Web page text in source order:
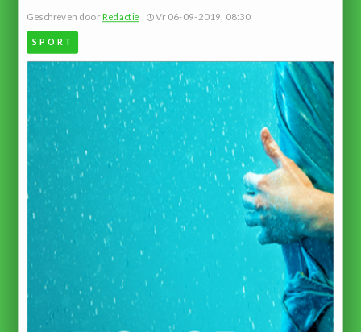
Geschreven doorRedactie Vr 06-09-2019, 08:30
SPORT